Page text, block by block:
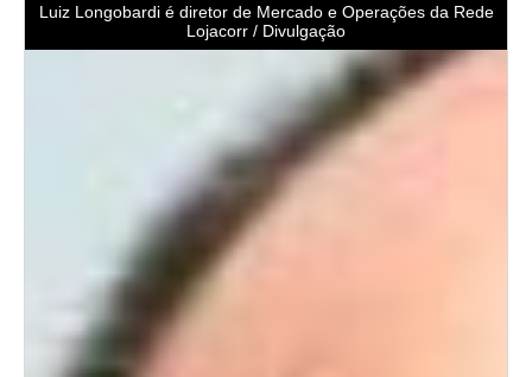
Luiz Longobardi é diretor de Mercado e Operações da Rede
Lojacorr / Divulgação